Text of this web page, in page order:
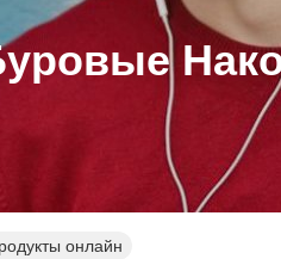
онлайн